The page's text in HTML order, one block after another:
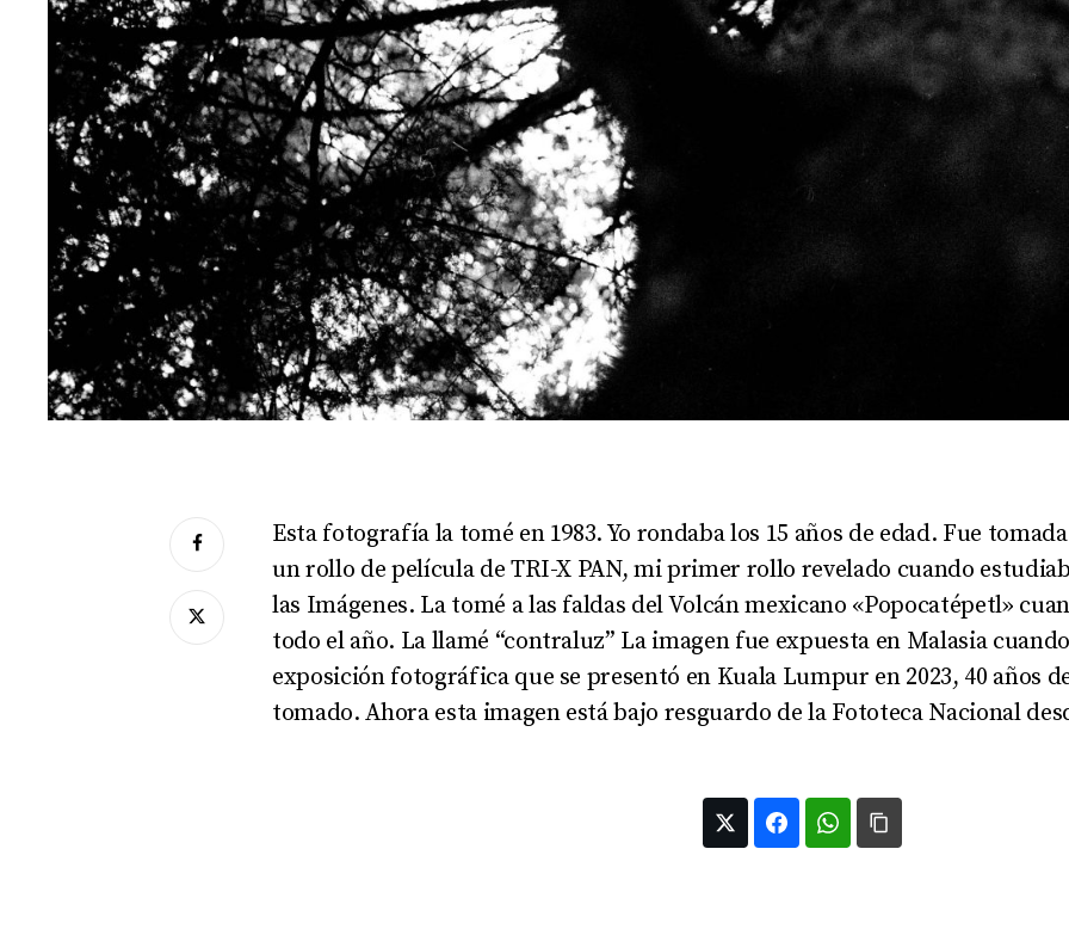
Esta fotografía la tomé en 1983. Yo rondaba los 15 años de edad. Fue
un rollo de película de TRI-X PAN, mi primer rollo revelado cuando
las Imágenes. La tomé a las faldas del Volcán mexicano «Popocatépetl»
todo el año. La llamé “contraluz” La imagen fue expuesta en Malasia
exposición fotográfica que se presentó en Kuala Lumpur en 2023, 40 años
tomado. Ahora esta imagen está bajo resguardo de la Fototeca Nacional